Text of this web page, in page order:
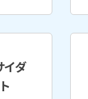
イダ